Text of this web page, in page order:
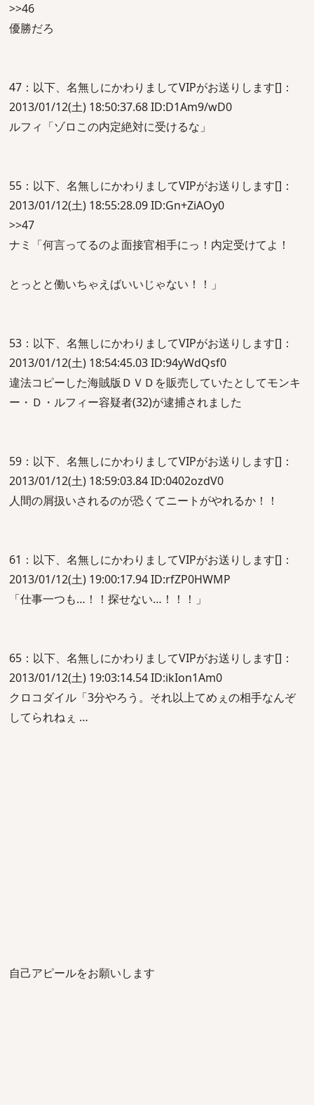
>>46
優勝だろ
47：以下、名無しにかわりましてVIPがお送りします[]：
2013/01/12(土) 18:50:37.68 ID:D1Am9/wD0
ルフィ「ゾロこの内定絶対に受けるな」
55：以下、名無しにかわりましてVIPがお送りします[]：
2013/01/12(土) 18:55:28.09 ID:Gn+ZiAOy0
>>47
ナミ「何言ってるのよ面接官相手にっ！内定受けてよ！
とっとと働いちゃえばいいじゃない！！」
53：以下、名無しにかわりましてVIPがお送りします[]：
2013/01/12(土) 18:54:45.03 ID:94yWdQsf0
違法コピーした海賊版ＤＶＤを販売していたとしてモンキ
ー・Ｄ・ルフィー容疑者(32)が逮捕されました
59：以下、名無しにかわりましてVIPがお送りします[]：
2013/01/12(土) 18:59:03.84 ID:0402ozdV0
人間の屑扱いされるのが恐くてニートがやれるか！！
61：以下、名無しにかわりましてVIPがお送りします[]：
2013/01/12(土) 19:00:17.94 ID:rfZP0HWMP
「仕事一つも…！！探せない…！！！」
65：以下、名無しにかわりましてVIPがお送りします[]：
2013/01/12(土) 19:03:14.54 ID:ikIon1Am0
クロコダイル「3分やろう。それ以上てめぇの相手なんぞ
してられねぇ …
自己アピールをお願いします